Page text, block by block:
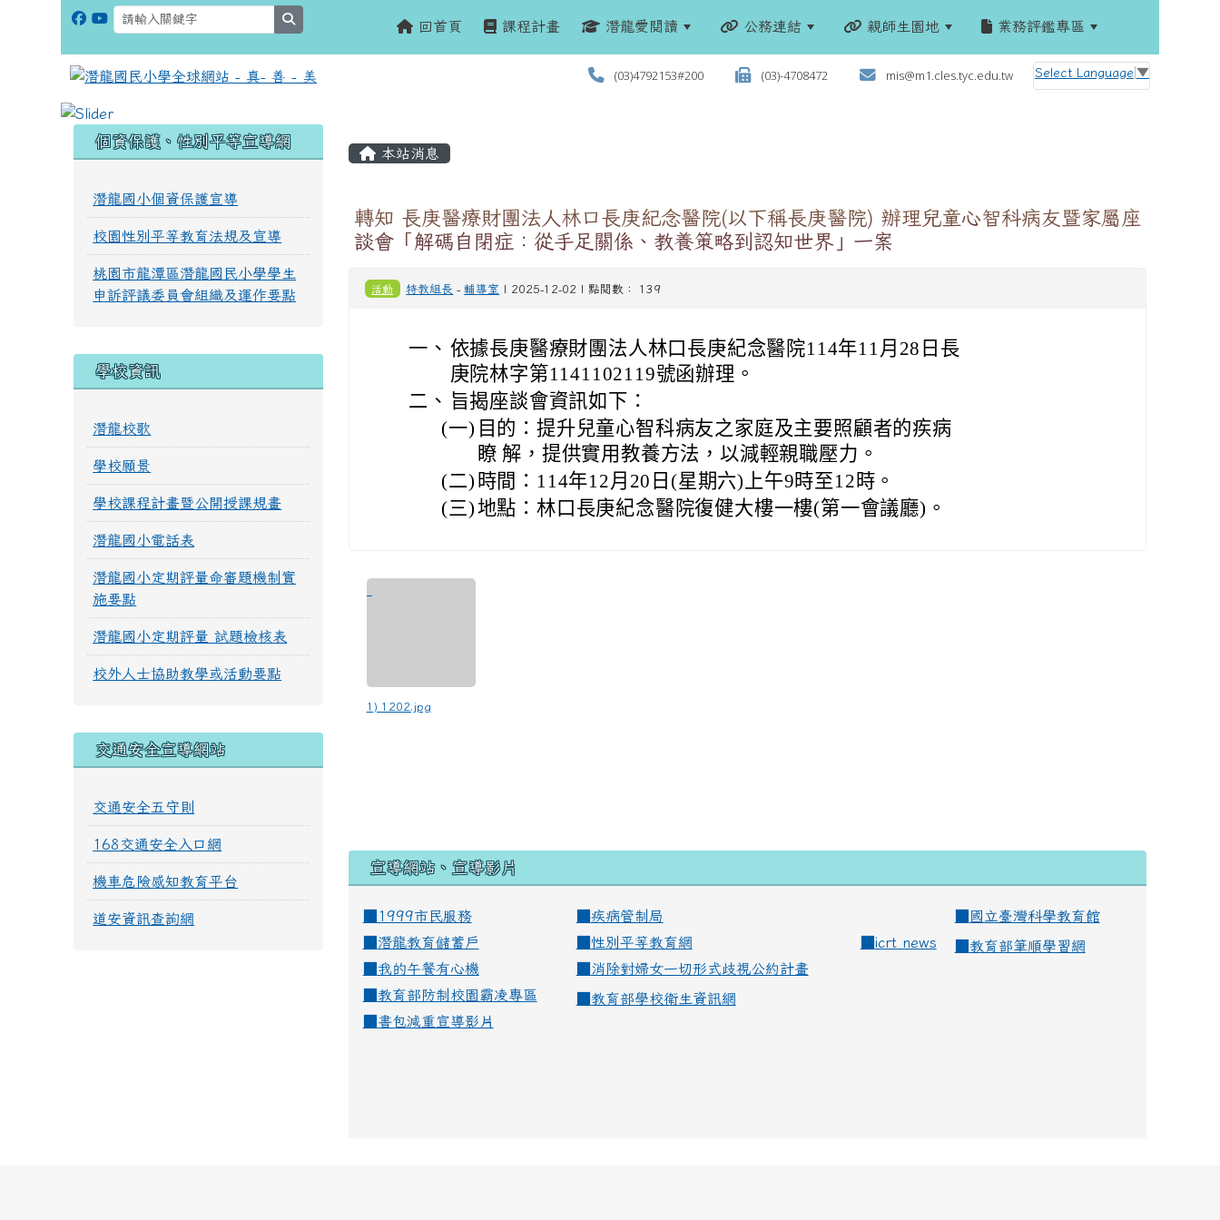
回首頁 課程計畫 潛龍愛閱讀 公務連結 親師生園地 業務評鑑專區
(03)4792153#200 (03)-4708472 mis@m1.cles.tyc.edu.tw Select Language ▼
本站消息
轉知 長庚醫療財團法人林口長庚紀念醫院(以下稱長庚醫院) 辦理兒童心智科病友暨家屬座
談會「解碼自閉症：從手足關係、教養策略到認知世界」一案
活動 特教組長 -輔導室 | 2025-12-02 | 點閱數： 139
一、 依據長庚醫療財團法人林口長庚紀念醫院114年11月28日長
庚院林字第1141102119號函辦理。
二、 旨揭座談會資訊如下：
(一) 目的：提升兒童心智科病友之家庭及主要照顧者的疾病
瞭 解，提供實用教養方法，以減輕親職壓力。
(二) 時間：114年12月20日(星期六)上午9時至12時。
(三)地點：林口長庚紀念醫院復健大樓一樓(第一會議廳)。
1) 1202.jpg
宣導網站、宣導影片
■1999市民服務 疾病管制局
國立臺灣科學教育館
潛龍教育儲蓄戶 性別平等教育網 icrt news
教育部筆順學習網
我的午餐有心機
消除對婦女一切形式歧視公約計畫
教育部防制校園霸凌專區
教育部學校衛生資訊網
書包減重宣導影片
個資保護、性別平等宣導網
潛龍國小個資保護宣導
校園性別平等教育法規及宣導
桃園市龍潭區潛龍國民小學學生
申訴評議委員會組織及運作要點
學校資訊
潛龍校歌
學校願景
學校課程計畫暨公開授課規畫
潛龍國小電話表
潛龍國小定期評量命審題機制實
施要點
潛龍國小定期評量 試題檢核表
校外人士協助教學或活動要點
交通安全宣導網站
交通安全五守則
168交通安全入口網
機車危險感知教育平台
道安資訊查詢網